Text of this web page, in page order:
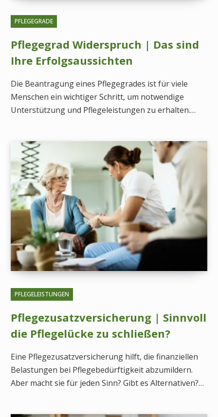
PFLEGEGRADE
Pflegegrad Widerspruch | Das sind
Ihre Erfolgsaussichten
Die Beantragung eines Pflegegrades ist für viele
Menschen ein wichtiger Schritt, um notwendige
Unterstützung und Pflegeleistungen zu erhalten.…
PFLEGELEISTUNGEN
Pflegezusatzversicherung | Sinnvoll
die Pflegelücke zu schließen?
Eine Pflegezusatzversicherung hilft, die finanziellen
Belastungen bei Pflegebedürftigkeit abzumildern.
Aber macht sie für jeden Sinn? Gibt es Alternativen?…